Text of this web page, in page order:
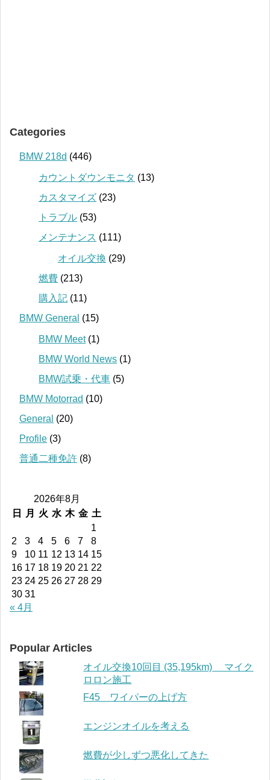
Categories
BMW 218d (446)
カウントダウンモニタ (13)
カスタマイズ (23)
トラブル (53)
メンテナンス (111)
オイル交換 (29)
燃費 (213)
購入記 (11)
BMW General (15)
BMW Meet(1)
BMW World News (1)
BMW試乗・代車 (5)
BMW Motorrad (10)
General (20)
Profile (3)
普通二種免許 (8)
2026年8月
日
月 火 水 木 金 土
1
2
3 4 5 6 7
8
9
10 11 12 13 14 15
16 17 18 19 20 21 22
23 24 25 26 27 28 29
30 31
« 4月
Popular Articles
オイル交換10回目 (35,195km) マイク
ロロン施工
F45 ワイパーの上げ方
エンジンオイルを考える
燃費が少しずつ悪化してきた